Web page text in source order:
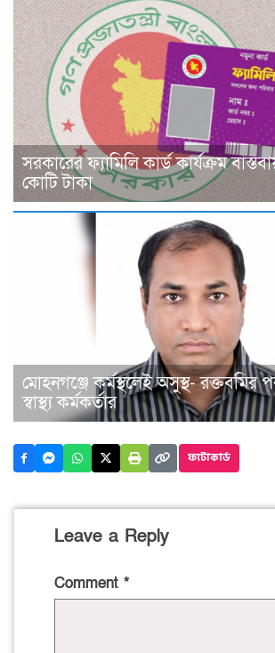
সরকারের ফ্যামিলি কার্ড কার্যক্রম
কোটি টাকা
মোহনগঞ্জে কর্মস্থলেই অসুস্থ- রক্তবমির
স্বাস্থ্য কর্মকর্তার
ফটোকার্ড
Leave a Reply
Comment *